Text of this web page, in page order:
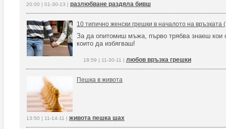
20:00 | 01-30-13 | разлюбване раздяла бивш
10 типично женски грешки в началото на връзката
За да опитомиш мъжа, първо трябва знаеш кои
които да избягваш!
18:59 | 11-30-11 | любов връзка грешки
Пешка в живота
13:50 | 11-14-11 | живота пешка шах